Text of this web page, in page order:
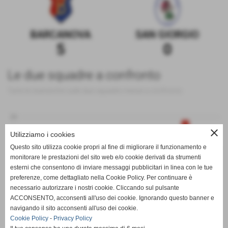
BARCANOVA SAN GIORGIO
5 0
Le due squadre a confronto
PT G V N P GF GS
-20
0
BARCANOVA SAN GIORGIO
close
Utilizziamo i cookies
Questo sito utilizza cookie propri al fine di migliorare il funzionamento e
monitorare le prestazioni del sito web e/o cookie derivati da strumenti
esterni che consentono di inviare messaggi pubblicitari in linea con le tue
preferenze, come dettagliato nella Cookie Policy. Per continuare è
necessario autorizzare i nostri cookie. Cliccando sul pulsante
ACCONSENTO, acconsenti all'uso dei cookie. Ignorando questo banner e
navigando il sito acconsenti all'uso dei cookie.
Cookie Policy - Privacy Policy